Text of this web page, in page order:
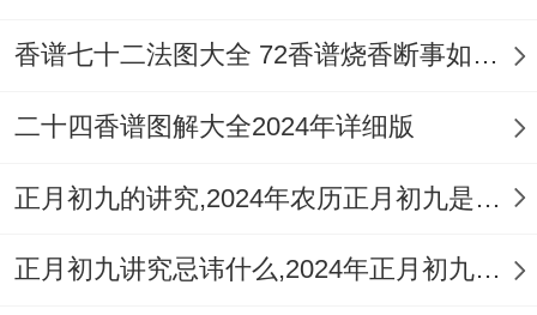
香谱七十二法图大全 72香谱烧香断事如何才灵验
二十四香谱图解大全2024年详细版
正月初九的讲究,2024年农历正月初九是黄道吉日吗
正月初九讲究忌讳什么,2024年正月初九是黄道吉日吗